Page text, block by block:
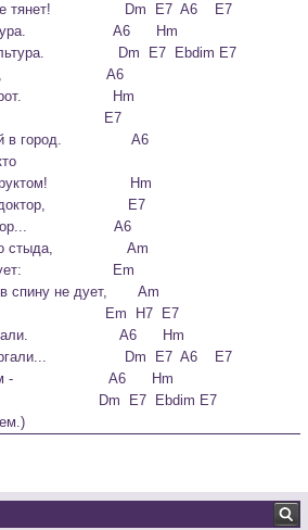
тянет!                 Dm  E7  A6    E7
A6      Hm
Dm  E7  Ebdim E7
A6
Hm
E7
в город.                A6
Hm
E7
A6
стыда,                 Am
Em
спину не дует,       Am
Em  H7  E7
A6      Hm
Dm  E7  A6    E7
-                      A6      Hm
Dm  E7  Ebdim E7